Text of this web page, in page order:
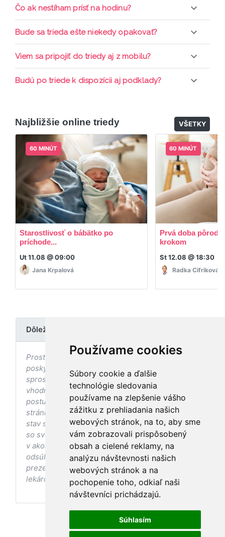
Používame cookies
Súbory cookie a ďalšie
technológie sledovania
používame na zlepšenie vášho
zážitku z prehliadania našich
webových stránok, na to, aby sme
vám zobrazovali prispôsobený
obsah a cielené reklamy, na
analýzu návštevnosti našich
webových stránok a na
pochopenie toho, odkiaľ naši
návštevníci prichádzajú.
Súhlasím
Pripojenie do online triedy prebieha priamo cez
prihlásiť do triedy.
Čo ak nestíham prísť na hodinu?
Každá trieda sa nahráva a je k dispozícií po dobu 7
Bude sa trieda ešte niekedy opakovať?
Triedy sa priebežne opakujú, stačí sledovať ponuku
Viem sa pripojiť do triedy aj z mobilu?
Áno, pripojenie do triedy je možné aj cez mobil,
Budú po triede k dispozícii aj podklady?
dispozícií.
Najbližšie online triedy VŠETKY
60 MINÚT
Starostlivosť o bábätko po
príchode...
Ut 11.08 @ 09:00
Jana Krpalová
60 MINÚT
Prvá doba
krokom
St 12.08 @ 18:30
Radka Cifriková
Dôležité upozornenie
Prostredníctvom stránky nedochádza k
poskytovaniu zdravotnej starostlivosti, ani k jej
sprostredkovaniu, ani k jej nahrádzaniu. O
vhodných postupoch v oblasti zdravia, vhodnosti
postupov a odporúčaní prezentovaných na
stránke s ohľadom na Váš zdravotný
stav sa pred ich aplikáciou vždy vopred poraďte
so svojím ošetrujúcim lekárom, a to najmä ak ste
v akomkoľvek štádiu tehotenstva. Bez
odsúhlasenia postupov a odporúčaní
prezentovaných na stránke Vaším ošetrujúcim
lekárom tieto postupy a odporúčania neaplikujte.